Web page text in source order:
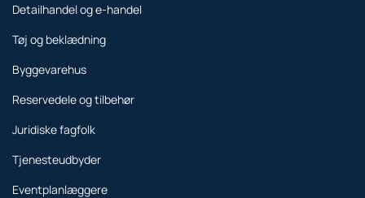
Detailhandel og e-handel
Tøj og beklædning
Byggevarehus
Reservedele og tilbehør
Juridiske fagfolk
Tjenesteudbyder
Eventplanlæggere